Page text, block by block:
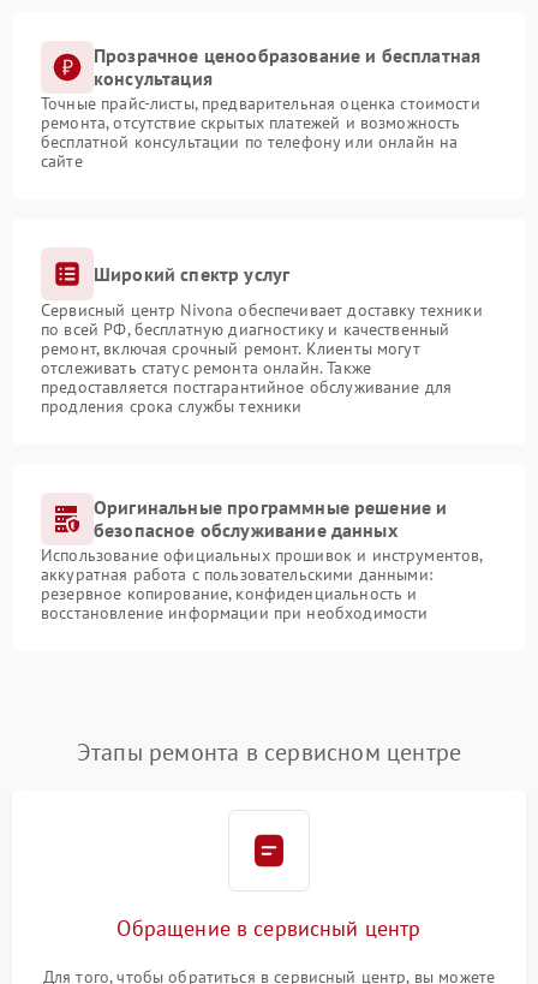
Прозрачное ценообразование и бесплатная
консультация
Точные прайс-листы, предварительная оценка стоимости
ремонта, отсутствие скрытых платежей и возможность
бесплатной консультации по телефону или онлайн на
сайте
Широкий спектр услуг
Сервисный центр Nivona обеспечивает доставку техники
по всей РФ, бесплатную диагностику и качественный
ремонт, включая срочный ремонт. Клиенты могут
отслеживать статус ремонта онлайн. Также
предоставляется постгарантийное обслуживание для
продления срока службы техники
Оригинальные программные решение и
безопасное обслуживание данных
Использование официальных прошивок и инструментов,
аккуратная работа с пользовательскими данными:
резервное копирование, конфиденциальность и
восстановление информации при необходимости
Этапы ремонта в сервисном центре
Обращение в сервисный центр
Для того, чтобы обратиться в сервисный центр, вы можете